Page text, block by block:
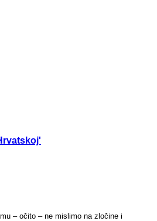
– očito – ne mislimo na zločine i